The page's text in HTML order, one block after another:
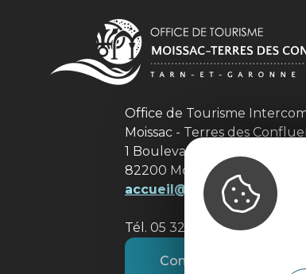
Office de Tourisme
Moissac - Terres des
1 Boulevard de Brienne
82200 Moissac
accueil@tourisme-
Tél. 05 32 09 69 36
Contactez-nous